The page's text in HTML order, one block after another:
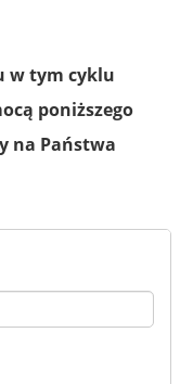
w tym cyklu
poniższego
na Państwa